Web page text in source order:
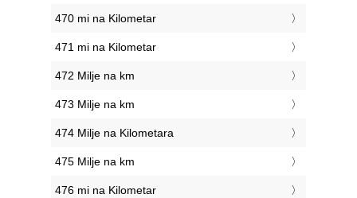
470 mi na Kilometar
471 mi na Kilometar
472 Milje na km
473 Milje na km
474 Milje na Kilometara
475 Milje na km
476 mi na Kilometar